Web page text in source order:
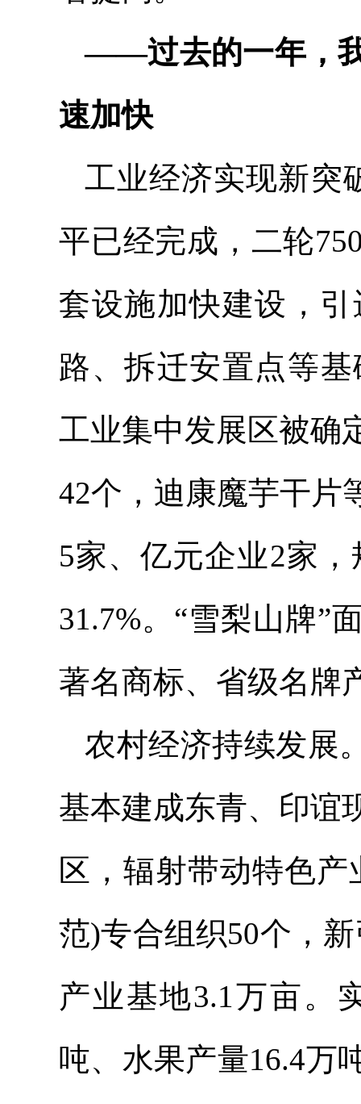
——过去的一年，
速加快
工业经济实现新突
平已经完成，二轮
套设施加快建设，
路、拆迁安置点等
工业集中发展区被确
42个，迪康魔芋干片
5家、亿元企业2家
31.7%。“雪梨山牌”
著名商标、省级名牌
农村经济持续发展
基本建成东青、印谊
区，辐射带动特色
范)专合组织50个，
产业基地3.1万亩。
吨、水果产量16.4万